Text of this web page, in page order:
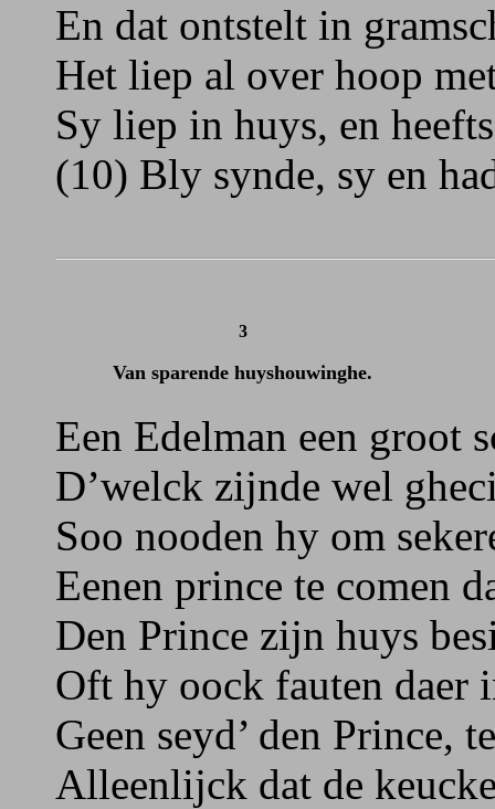
En dat ontstelt in
Het liep al over hoop
Sy liep in huys, en
(10) Bly synde, sy en
3
Van sparende huyshouwinghe.
Een Edelman een groot
D’welck zijnde wel
Soo nooden hy om
Eenen prince te comen
Den Prince zijn huys
Oft hy oock fauten daer
Geen seyd’ den Prince,
Alleenlijck dat de